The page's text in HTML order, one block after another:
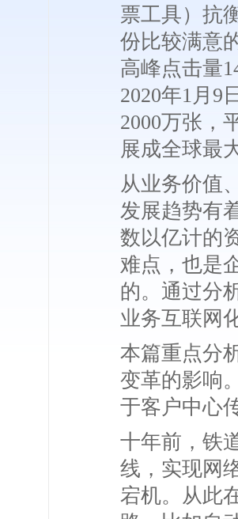
票工具）抗
份比较满意
高峰点击量
2020年1月9
2000万张，
展成全球最
从业务价值
发展趋势有
数以亿计的
难点，也是
的。通过分
业务互联网
本篇重点分
变革的影响
于客户中心
十年前，铁
线，实现网
宕机。从此